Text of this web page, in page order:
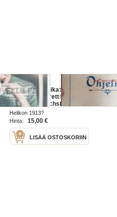
Helikon, Kluuvikatu 2, Helsinki
elokuva- / operettiteatteri - Ohjelma
nr 36 mm. Reichstadtin herttua -
Pathé elokuva, Perheen toivo ja
kiusa - Gaumont elokuva,
Helikon 1913?
Hinta:
15,00 €
LISÄÄ OSTOSKORIIN